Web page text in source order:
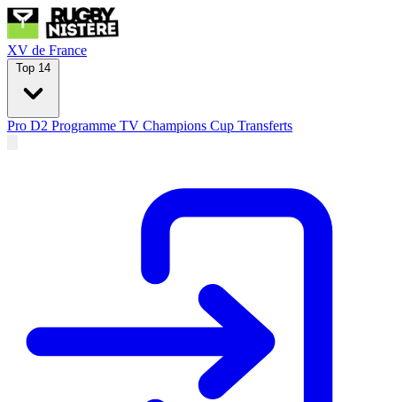
XV de France
Top 14
Pro D2 Programme TV Champions Cup Transferts